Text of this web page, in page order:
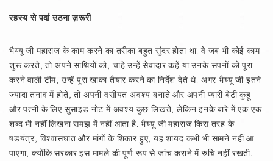
रहस्य से पर्दा उठना ज़रूरी
भैय्यू जी महाराज के काम करने का तरीका बहुत सुंदर होता था. वे जब भी कोई काम
शुरू करते, तो अपने साथियों को, चाहे उन्हें सेवादार कहें या उनके सपनों को पूरा
करने वाली टीम, उन्हें पूरा खाका तैयार करने का निर्देश देते थे. अगर भैय्यू जी इतने
ज्यादा तनाव में होते, तो अपनी वसीयत अवश्य बनाते और अपनी प्यारी बेटी कुहू
और पत्नी के लिए सुसाइड नोट में अवश्य कुछ लिखते, लेकिन इनके बारे में एक एक
शब्द भी नहीं लिखना समझ में नहीं आता है. भैय्यू जी महाराज किस तरह के
षडयंत्र, विश्वासघात और मांगों के शिकार हुए, यह शायद कभी भी सामने नहीं आ
पाएगा, क्योंकि सरकार इस मामले की पूर्ण रूप से जांच कराने में रुचि नहीं रखती.